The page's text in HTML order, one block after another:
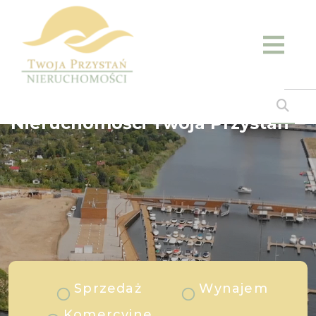
Nieruchomości Twoja Przystań
Sprzedaż
Wynajem